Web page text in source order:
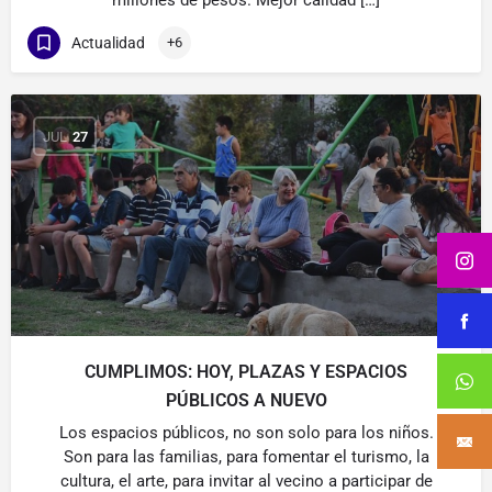
Actualidad +6
JUL 27
CUMPLIMOS: HOY, PLAZAS Y ESPACIOS
PÚBLICOS A NUEVO
Los espacios públicos, no son solo para los niños.
Son para las familias, para fomentar el turismo, la
cultura, el arte, para invitar al vecino a participar de